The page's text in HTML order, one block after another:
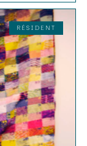
RÉSIDENT